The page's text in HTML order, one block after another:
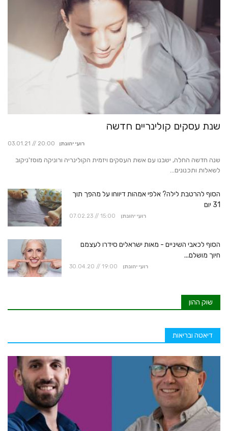
שנת עסקים קולינריים חדשה
03.01.21 // 20:00 רועי יהונתן
שנה חדשה החלה, ישבנו עם אשת העסקים ויזמית הקולינריה ורוניקה מוסז'ניקוב
לשאלות ותכנונים...
הסוף להרטבת לילה? אלפי אמהות דיווחו על מהפך תוך
31 יום
07.02.23 // 15:00 רועי יהונתן
הסוף לכאבי השיניים - מאות ישראלים סידרו לעצמם
חיוך מושלם...
30.04.20 // 19:00 רועי יהונתן
שוק ההון
דיאטה ובריאות